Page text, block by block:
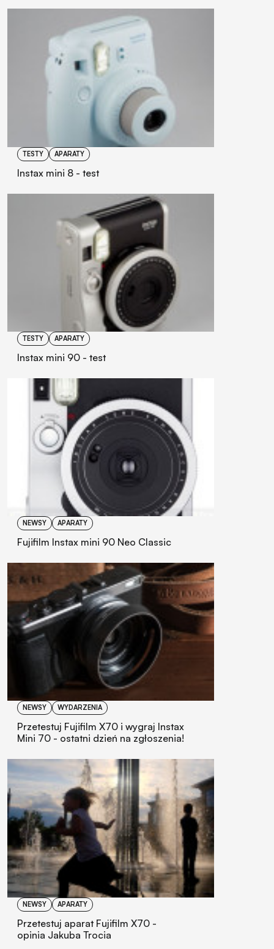
TESTY APARATY
Instax mini 8 - test
TESTY APARATY
Instax mini 90 - test
NEWSY APARATY
Fujifilm Instax mini 90 Neo Classic
NEWSY WYDARZENIA
Przetestuj Fujifilm X70 i wygraj Instax
Mini 70 - ostatni dzień na zgłoszenia!
NEWSY APARATY
Przetestuj aparat Fujifilm X70 -
opinia Jakuba Trocia